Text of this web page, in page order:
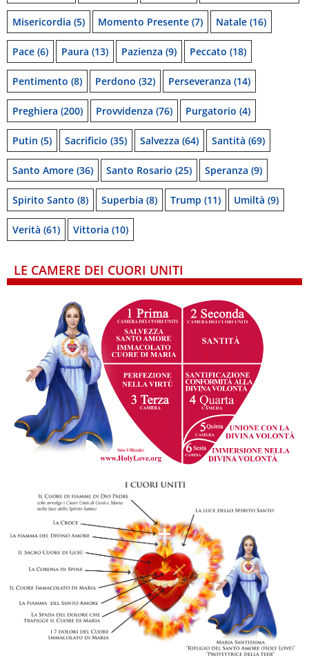
Misericordia (5) Momento Presente (7) Natale (16)
Pace (6) Paura (13) Pazienza (9) Peccato (18)
Pentimento (8) Perdono (32) Perseveranza (14)
Preghiera (200) Provvidenza (76) Purgatorio (4)
Putin (5) Sacrificio (35) Salvezza (64) Santità (69)
Santo Amore (36) Santo Rosario (25) Speranza (9)
Spirito Santo (8) Superbia (8) Trump (11) Umiltà (9)
Verità (61) Vittoria (10)
LE CAMERE DEI CUORI UNITI